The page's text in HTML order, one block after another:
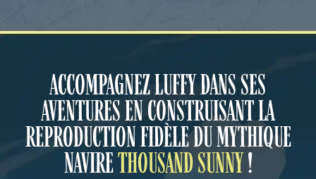
UN NUMÉRO GRATUIT
et les pièces de votre maquette.
LE
ACCOMPAGNEZ LUFFY DANS SES
AVENTURES EN CONSTRUISANTLA
REPRODUCTION FIDÈLE DU MYTHIQUE
NAVIRETHOUSAND SUNNY!